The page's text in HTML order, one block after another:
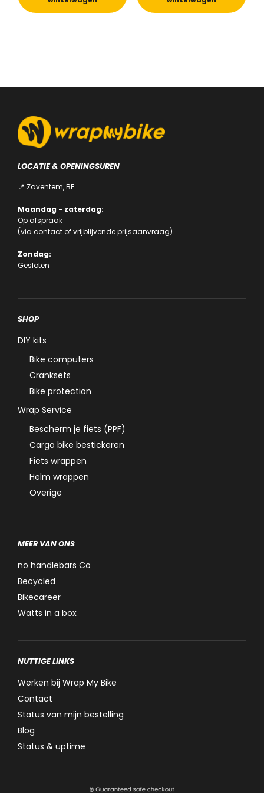
LOCATIE & OPENINGSUREN
📍 Zaventem, BE
Maandag - zaterdag:
Op afspraak
(via contactofvrijblijvende prijsaanvraag)
Zondag:
Gesloten
SHOP
DIY kits
Bike computers
Cranksets
Bike protection
Wrap Service
Bescherm je fiets (PPF)
Cargo bike bestickeren
Fiets wrappen
Helm wrappen
Overige
MEER VAN ONS
no handlebars Co
Becycled
Bikecareer
Watts in a box
NUTTIGE LINKS
Werken bij Wrap My Bike
Contact
Status van mijn bestelling
Blog
Status & uptime